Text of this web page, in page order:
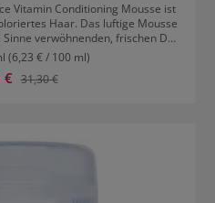
Vitamin Conditioning Mousse ist
Haar. Das luftige Mousse
verwöhnenden, frischen Duft
lange ihre Brillanz und
rasch ein und hinterlässt nur ein
sich die Kombination mit
Color Brilliance Reihe. Das
Produkte sorgt für maximalen
(6,23 € / 100 ml)
€ Regulärer Preis:
31,30 €